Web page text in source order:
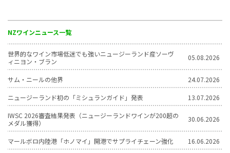
NZワインニュース一覧
世界的なワイン市場低迷でも強いニュージーランド産ソーヴ
ィニヨン・ブラン
05.08.2026
サム・ニールの他界 24.07.2026
ニュージーランド初の「ミシュランガイド」発表 13.07.2026
IWSC 2026審査結果発表（ニュージーランドワインが200超の
メダル獲得）
30.06.2026
マールボロ内陸港「ホノマイ」開港でサプライチェーン強化 16.06.2026